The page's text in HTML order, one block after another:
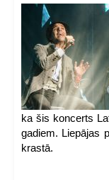
ka šis koncerts
gadiem. Liepājas
krastā.